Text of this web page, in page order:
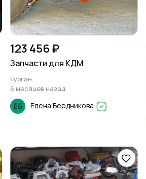
123 456 ₽
Запчасти для КДМ
Курган
6 месяцев назад
Елена Бердникова